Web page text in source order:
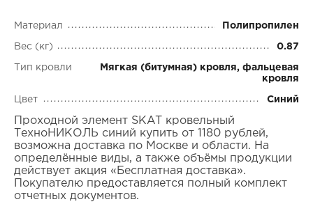
Материал Полипропилен
Вес (кг) 0.87
Тип кровли
Мягкая (битумная) кровля, фальцевая
кровля
Цвет Синий
Проходной элемент SKAT кровельный
ТехноНИКОЛЬ синий купить от 1180 рублей,
возможна доставка по Москве и области. На
определённые виды, а также объёмы продукции
действует акция «Бесплатная доставка».
Покупателю предоставляется полный комплект
отчетных документов.